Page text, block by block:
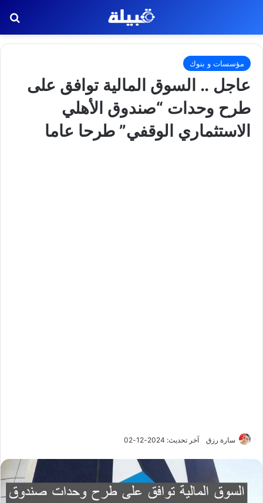
مؤسسات و بنوك
عاجل .. السوق المالية توافق على
طرح وحدات “صندوق الأهلي
الاستثماري الوقفي” طرحا عاما
سارة رزق آخر تحديث: 2024-12-02